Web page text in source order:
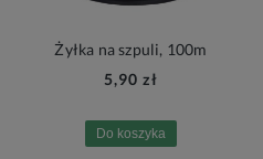
Żyłka na szpuli, 100m
5,90 zł
Do koszyka